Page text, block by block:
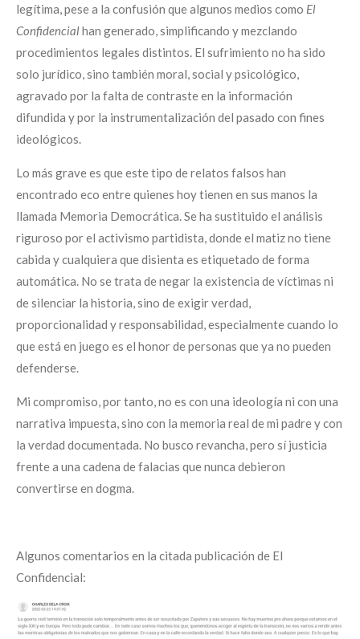
legítima, pese a la confusión que algunos medios como El
Confidencialhan generado, simplificando y mezclando
procedimientos legales distintos. El sufrimiento no ha sido
solo jurídico, sino también moral, social y psicológico,
agravado por la falta de contraste en la información
difundida y por la instrumentalización del pasado con fines
ideológicos.
Lo más grave es que este tipo de relatos falsos han
encontrado eco entre quienes hoy tienen en sus manos la
llamada Memoria Democrática. Se ha sustituido el análisis
riguroso por el activismo partidista, donde el matiz no tiene
cabida y cualquiera que disienta es etiquetado de forma
automática. No se trata de negar la existencia de víctimas ni
de silenciar la historia, sino de exigir verdad,
proporcionalidad y responsabilidad, especialmente cuando lo
que está en juego es el honor de personas que ya no pueden
defenderse.
Mi compromiso, por tanto, no es con una ideología ni con una
narrativa impuesta, sino con la memoria real de mi padre y con
la verdad documentada. No busco revancha, pero sí justicia
frente a una cadena de falacias que nunca debieron
convertirse en dogma.
Algunos comentarios en la citada publicación de El
Confidencial: